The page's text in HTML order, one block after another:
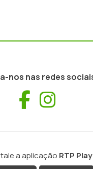
nos nas redes
a aplicação RTP Play